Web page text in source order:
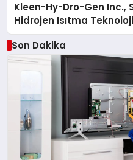
Kleen-Hy-Dro-Gen Inc.,
Hidrojen Isıtma
Düzenleyici Onaylarını
Son Dakika